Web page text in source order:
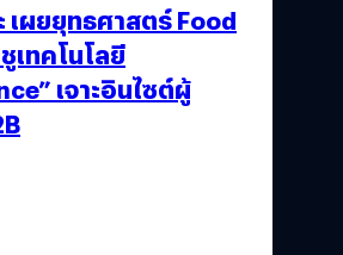
เผยยุทธศาสตร์ Food
เทคโนโลยี
เจาะอินไซต์ผู้